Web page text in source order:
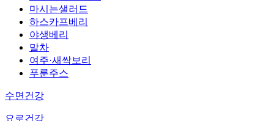
마시는샐러드
하스카프베리
야생베리
말차
여주·새싹보리
푸룬주스
수면건강
요로건강